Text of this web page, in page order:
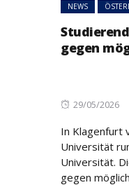
NEWS
gegen
Posted
29/05/2026
In Klagenfurt
Universität
Universität.
gegen